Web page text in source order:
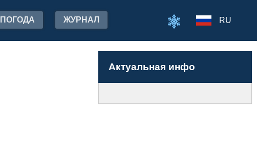
ПОГОДА ЖУРНАЛ RU
Актуальная инфо